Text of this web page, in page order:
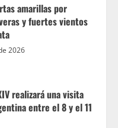
amarillas por
y fuertes vientos
2026
realizará una visita
entre el 8 y el 11